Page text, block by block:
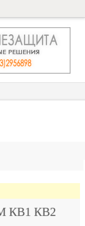
КВ1 КВ2